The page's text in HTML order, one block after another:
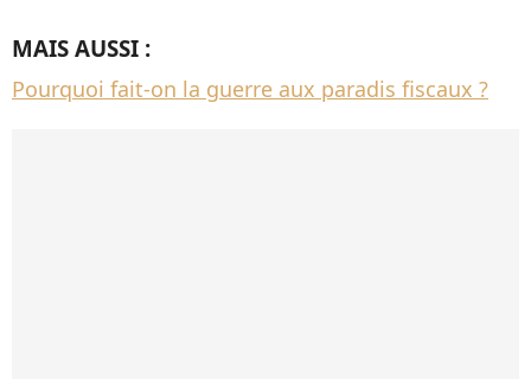
MAIS AUSSI :
Pourquoi fait-on la guerre aux paradis fiscaux ?